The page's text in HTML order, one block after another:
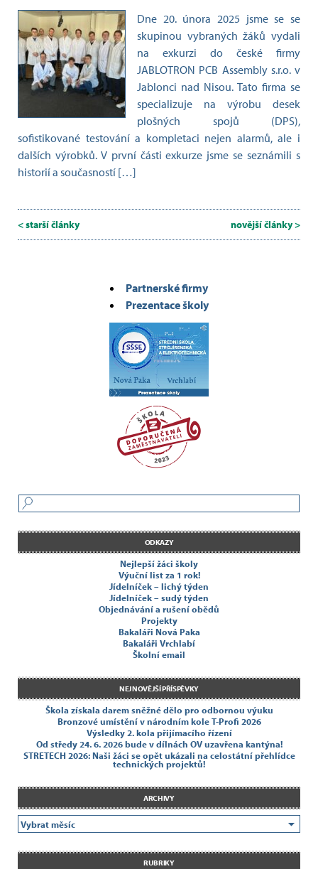
Dne 20. února 2025 jsme se se
skupinou vybraných žáků vydali
na exkurzi do české firmy
JABLOTRON PCB Assembly s.r.o. v
Jablonci nad Nisou. Tato firma se
specializuje na výrobu desek
plošných spojů (DPS),
sofistikované testování a kompletaci nejen alarmů, ale i
dalších výrobků. V první části exkurze jsme se seznámili s
historií a současností […]
< starší články novější články >
Partnerské firmy
Prezentace školy
ODKAZY
Nejlepší žáci školy
Výuční list za 1 rok!
Jídelníček – lichý týden
Jídelníček – sudý týden
Objednávání a rušení obědů
Projekty
Bakaláři Nová Paka
Bakaláři Vrchlabí
Školní email
NEJNOVĚJŠÍ PŘÍSPĚVKY
Škola získala darem sněžné dělo pro odbornou výuku
Bronzové umístění v národním kole T-Profi 2026
Výsledky 2. kola přijímacího řízení
Od středy 24. 6. 2026 bude v dílnách OV uzavřena kantýna!
STRETECH 2026: Naši žáci se opět ukázali na celostátní přehlídce
technických projektů!
ARCHIVY
RUBRIKY